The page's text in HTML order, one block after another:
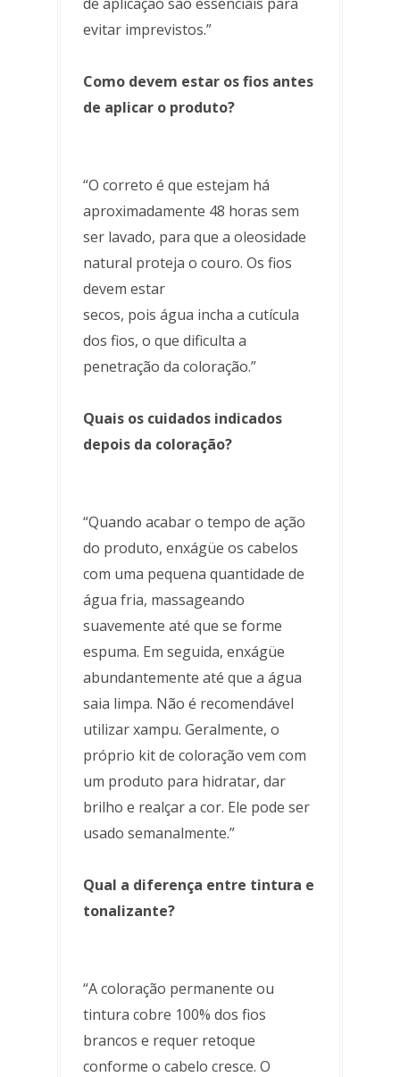
evitar imprevistos.”
Como devem estar os fios antes
de aplicar o produto?
“O correto é que estejam há
aproximadamente 48 horas sem
ser lavado, para que a oleosidade
natural proteja o couro. Os fios
devem estar
secos, pois água incha a cutícula
dos fios, o que dificulta a
penetração da coloração.”
Quais os cuidados indicados
depois da coloração?
“Quando acabar o tempo de ação
do produto, enxágüe os cabelos
com uma pequena quantidade de
água fria, massageando
suavemente até que se forme
espuma. Em seguida, enxágüe
abundantemente até que a água
saia limpa. Não é recomendável
utilizar xampu. Geralmente, o
próprio kit de coloração vem com
um produto para hidratar, dar
brilho e realçar a cor. Ele pode ser
usado semanalmente.”
Qual a diferença entre tintura e
tonalizante?
“A coloração permanente ou
tintura cobre 100% dos fios
brancos e requer retoque
conforme o cabelo cresce. O